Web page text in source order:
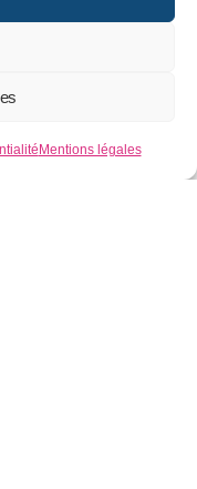
Mentions légales